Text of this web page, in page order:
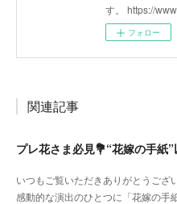
す。 https://
フォロー
関連記事
いつもご覧いただきありがとうござ
感動的な演出のひとつに「花嫁の手